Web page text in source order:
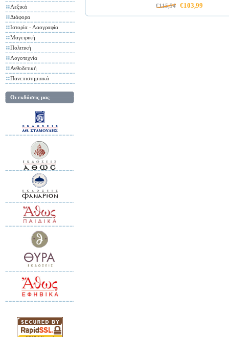
Λεξικά
Διάφορα
Ιστορία - Λαογραφία
Μαγειρική
Πολιτική
Λογοτεχνία
Ανθοδετική
Πανεπιστημιακά
Οι εκδόσεις μας
€115,54 €103,99